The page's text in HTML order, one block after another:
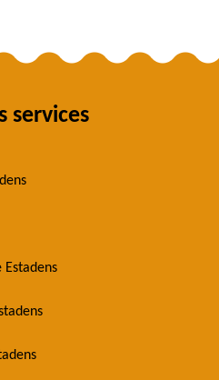
services